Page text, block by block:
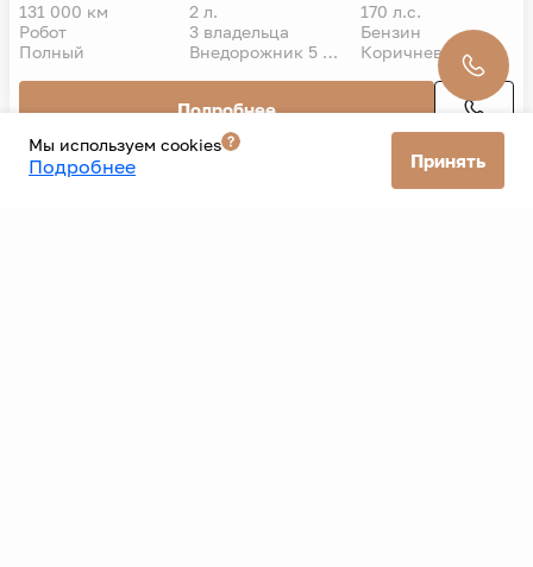
131 000 км 2 л.
170 л.с.
Робот
3 владельца
Бензин
Полный
Внедорожник 5 дв. Коричневый
Подробнее
Мы используем cookies
Подробнее Принять